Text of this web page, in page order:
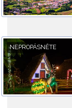
NEPROPÁSNĚTE